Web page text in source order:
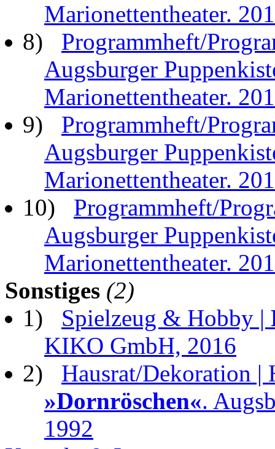
Marionettentheater.
8) Programmheft/
Augsburger
Marionettentheater.
9) Programmheft/
Augsburger
Marionettentheater.
10) Programmheft/
Augsburger
Marionettentheater.
Sonstiges (2)
1) Spielzeug & Hobby |
KIKO GmbH, 2016
2) Hausrat/Dekoration |
»Dornröschen«.
1992